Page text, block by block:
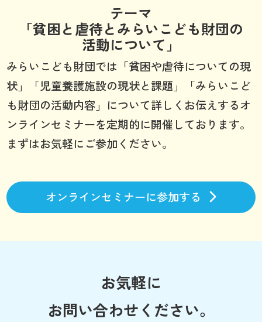
テーマ
「貧困と虐待とみらいこども財団の
活動について」
みらいこども財団では「貧困や虐待についての現
状」「児童養護施設の現状と課題」「みらいこど
も財団の活動内容」について詳しくお伝えするオ
ンラインセミナーを定期的に開催しております。
まずはお気軽にご参加ください。
オンラインセミナーに参加する
お気軽に
お問い合わせください。